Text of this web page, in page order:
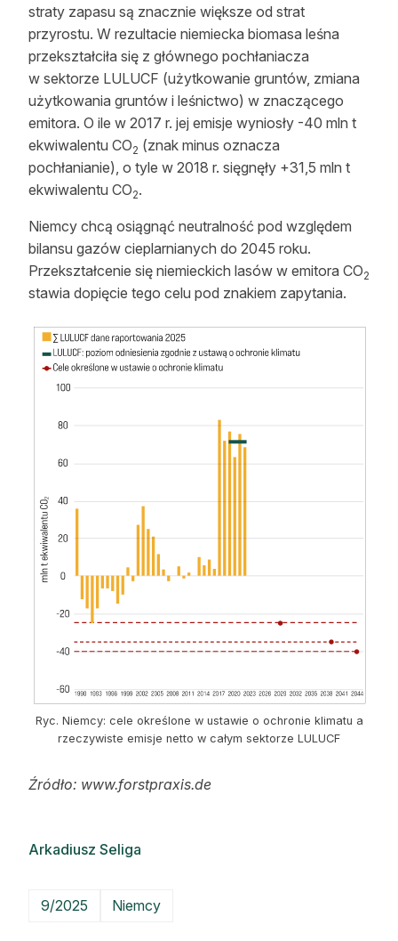
Kontakt
straty zapasu są znacznie większe od strat
przyrostu. W rezultacie niemiecka biomasa leśna
przekształciła się z głównego pochłaniacza
w sektorze LULUCF (użytkowanie gruntów, zmiana
użytkowania gruntów i leśnictwo) w znaczącego
emitora. O ile w 2017 r. jej emisje wyniosły -40 mln t
ekwiwalentu CO2 (znak minus oznacza
pochłanianie), o tyle w 2018 r. sięgnęły +31,5 mln t
ekwiwalentu CO2.
Niemcy chcą osiągnąć neutralność pod względem
bilansu gazów cieplarnianych do 2045 roku.
Przekształcenie się niemieckich lasów w emitora CO2
stawia dopięcie tego celu pod znakiem zapytania.
Ryc. Niemcy: cele określone w ustawie o ochronie klimatu a
rzeczywiste emisje netto w całym sektorze LULUCF
Źródło: www.forstpraxis.de
Arkadiusz Seliga
9/2025 Niemcy